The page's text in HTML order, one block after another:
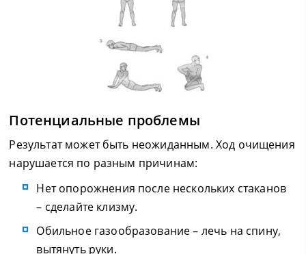
Потенциальные проблемы
Результат может быть неожиданным. Ход очищения
нарушается по разным причинам:
Нет опорожнения после нескольких стаканов
– сделайте клизму.
Обильное газообразование – лечь на спину,
вытянуть руки.